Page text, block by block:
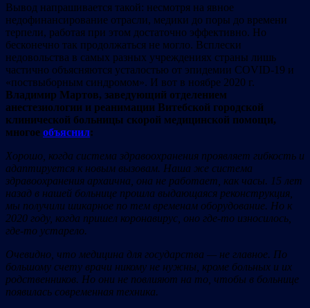
Вывод напрашивается такой: несмотря на явное
недофинансирование отрасли, медики до поры до времени
терпели, работая при этом достаточно эффективно. Но
бесконечно так продолжаться не могло. Всплески
недовольства в самых разных учреждениях страны лишь
частично объясняются усталостью от эпидемии COVID-19 и
«поствыборным синдромом». И вот в ноябре 2020 г.
Владимир Мартов, заведующий отделением
анестезиологии и реанимации Витебской городской
клинической больницы скорой медицинской помощи,
многое объяснил:
Хорошо, когда система здравоохранения проявляет гибкость и
адаптируется к новым вызовам. Наша же система
здравоохранения архаична, она не работает, как часы. 15 лет
назад в нашей больнице прошла выдающаяся реконструкция,
мы получили шикарное по тем временам оборудование. Но к
2020 году, когда пришел коронавирус, оно где-то износилось,
где-то устарело.
Очевидно, что медицина для государства — не главное. По
большому счету врачи никому не нужны, кроме больных и их
родственников. Но они не повлияют на то, чтобы в больнице
появилась современная техника.